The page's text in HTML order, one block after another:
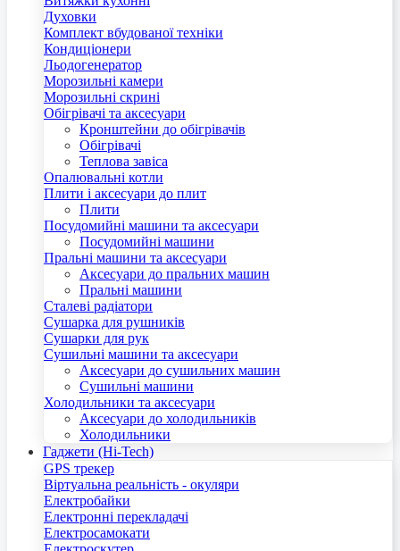
Духовки
Комплект вбудованої техніки
Кондиціонери
Льодогенератор
Морозильні камери
Морозильні скрині
Обігрівачі та аксесуари
Кронштейни до обігрівачів
Обігрівачі
Теплова завіса
Опалювальні котли
Плити і аксесуари до плит
Плити
Посудомийні машини та аксесуари
Посудомийні машини
Пральні машини та аксесуари
Аксесуари до пральних машин
Пральні машини
Сталеві радіатори
Сушарка для рушників
Сушарки для рук
Сушильні машини та аксесуари
Аксесуари до сушильних машин
Сушильні машини
Холодильники та аксесуари
Аксесуари до холодильників
Холодильники
Гаджети (Hi-Tech)
GPS трекер
Віртуальна реальність - окуляри
Електробайки
Електронні перекладачі
Електросамокати